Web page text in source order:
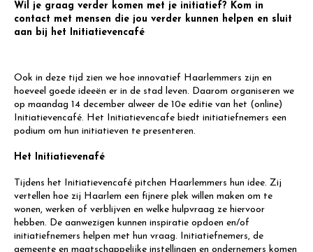
Wil je graag verder komen met je initiatief? Kom in
contact met mensen die jou verder kunnen helpen en sluit
aan bij het Initiatievencafé
Ook in deze tijd zien we hoe innovatief Haarlemmers zijn en
hoeveel goede ideeën er in de stad leven. Daarom organiseren we
op maandag 14 december alweer de 10e editie van het (online)
Initiatievencafé. Het Initiatievencafe biedt initiatiefnemers een
podium om hun initiatieven te presenteren.
Het Initiatievenafé
Tijdens het Initiatievencafé pitchen Haarlemmers hun idee. Zij
vertellen hoe zij Haarlem een fijnere plek willen maken om te
wonen, werken of verblijven en welke hulpvraag ze hiervoor
hebben. De aanwezigen kunnen inspiratie opdoen en/of
initiatiefnemers helpen met hun vraag. Initiatiefnemers, de
gemeente en maatschappelijke instellingen en ondernemers komen